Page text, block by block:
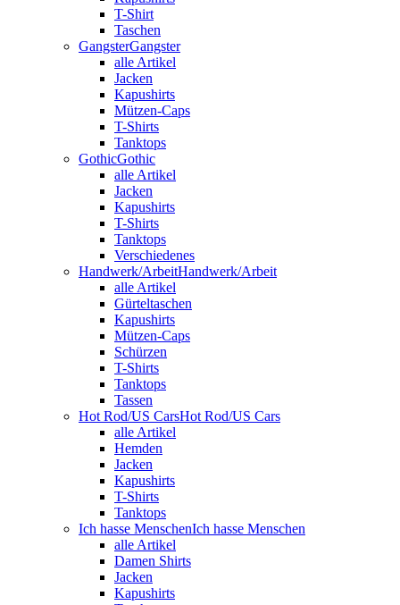
T-Shirt
Taschen
GangsterGangster
alle Artikel
Jacken
Kapushirts
Mützen-Caps
T-Shirts
Tanktops
GothicGothic
alle Artikel
Jacken
Kapushirts
T-Shirts
Tanktops
Verschiedenes
Handwerk/ArbeitHandwerk/Arbeit
alle Artikel
Gürteltaschen
Kapushirts
Mützen-Caps
Schürzen
T-Shirts
Tanktops
Tassen
Hot Rod/US CarsHot Rod/US Cars
alle Artikel
Hemden
Jacken
Kapushirts
T-Shirts
Tanktops
Ich hasse MenschenIch hasse Menschen
alle Artikel
Damen Shirts
Jacken
Kapushirts